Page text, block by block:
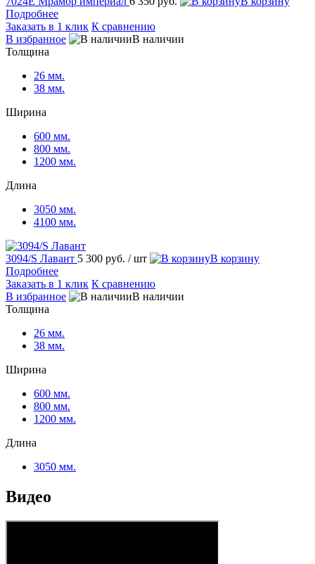
Подробнее
Заказать в 1 клик К сравнению
В избранное
В наличии
Толщина
26 мм.
38 мм.
Ширина
600 мм.
800 мм.
1200 мм.
Длина
3050 мм.
4100 мм.
3094/S Лавант 5 300 руб. / шт
В корзину
Подробнее
Заказать в 1 клик К сравнению
В избранное
В наличии
Толщина
26 мм.
38 мм.
Ширина
600 мм.
800 мм.
1200 мм.
Длина
3050 мм.
Видео